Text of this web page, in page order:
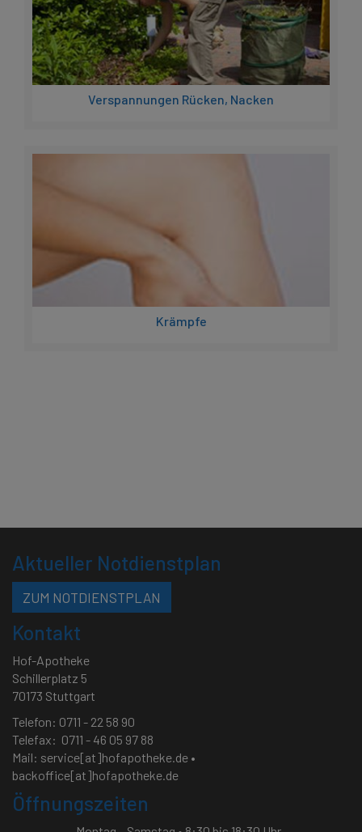
Verspannungen Rücken, Nacken
Krämpfe
Aktueller Notdienstplan
ZUM NOTDIENSTPLAN
Kontakt
Hof-Apotheke
Schillerplatz 5
70173 Stuttgart
Telefon: 0711 - 22 58 90
Telefax: 0711 - 46 05 97 88
Mail: service[at]hofapotheke.de •
backoffice[at]hofapotheke.de
Öffnungszeiten